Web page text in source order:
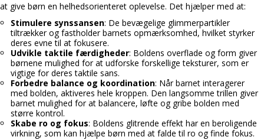
at give børn en helhedsorienteret oplevelse. Det hjælper med at:
Stimulere synssansen: De bevægelige glimmerpartikler
tiltrækker og fastholder barnets opmærksomhed, hvilket styrker
deres evne til at fokusere.
Udvikle taktile færdigheder: Boldens overflade og form giver
børnene mulighed for at udforske forskellige teksturer, som er
vigtige for deres taktile sans.
Forbedre balance og koordination: Når barnet interagerer
med bolden, aktiveres hele kroppen. Den langsomme trillen giver
barnet mulighed for at balancere, løfte og gribe bolden med
større kontrol.
Skabe ro og fokus: Boldens glitrende effekt har en beroligende
virkning, som kan hjælpe børn med at falde til ro og finde fokus.